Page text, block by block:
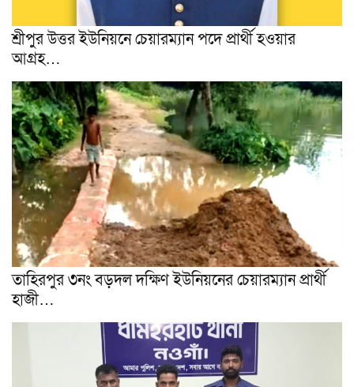
শ্রীপুর উত্তর ইউনিয়নে চেয়ারম্যান পদে প্রার্থী হওয়ার
আগ্ৰহ…
তাহিরপুর ৩নং বড়দল দক্ষিণ ইউনিয়নের চেয়ারম্যান প্রার্থী
হাজী…